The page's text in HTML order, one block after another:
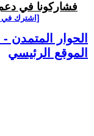
فشاركونا في دعم
[اشترك في
الحوار المتمدن -
الموقع الرئيسي